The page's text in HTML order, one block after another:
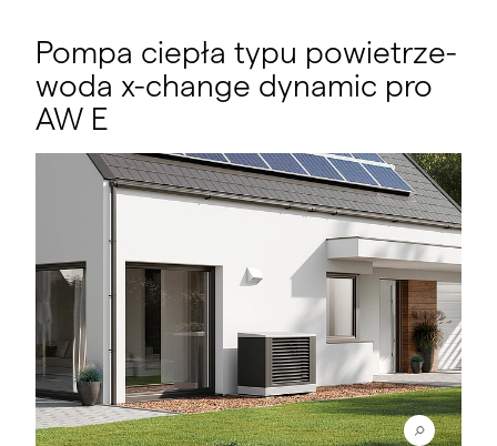
Pompa ciepła typu powietrze-
woda x-change dynamic pro
AW E